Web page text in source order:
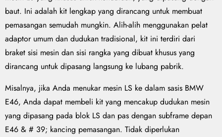
baut. Ini adalah kit lengkap yang dirancang untuk membuat
pemasangan semudah mungkin. Alih-alih menggunakan pelat
adaptor umum dan dudukan tradisional, kit ini terdiri dari
braket sisi mesin dan sisi rangka yang dibuat khusus yang
dirancang untuk dipasang langsung ke lubang pabrik.
Misalnya, jika Anda menukar mesin LS ke dalam sasis BMW
E46, Anda dapat membeli kit yang mencakup dudukan mesin
yang dipasang pada blok LS dan pas dengan subframe depan
E46 & # 39; kancing pemasangan. Tidak diperlukan